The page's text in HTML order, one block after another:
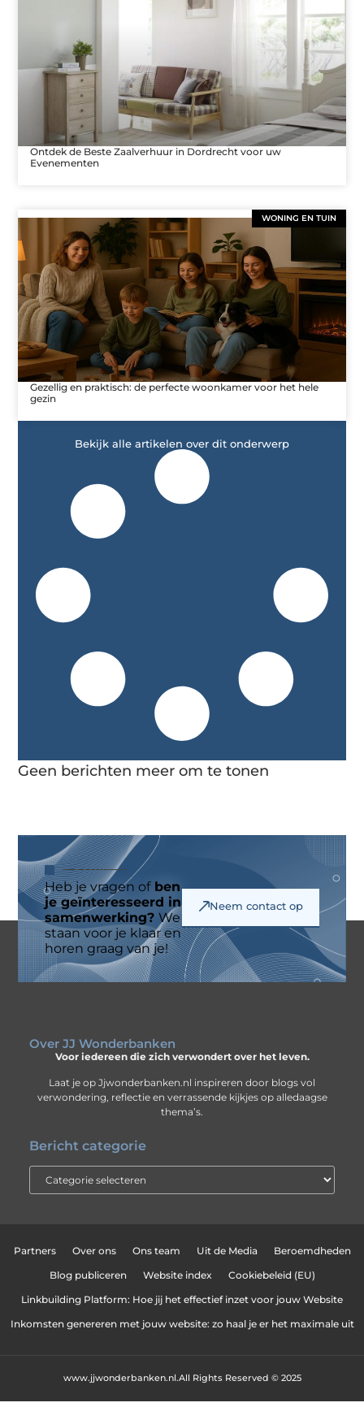
Ontdek de Beste Zaalverhuur in Dordrecht voor uw
Evenementen
WONING EN TUIN
Gezellig en praktisch: de perfecte woonkamer voor het hele
gezin
Bekijk alle artikelen over dit onderwerp
Geen berichten meer om te tonen
Heb je vragen ofben
je geïnteresseerd in
samenwerking? We
staan voor je klaar en
horen graag van je!
Neem contact op
Over JJ Wonderbanken
Voor iedereen die zich verwondert over het leven.
Laat je op Jjwonderbanken.nl inspireren door blogs vol
verwondering, reflectie en verrassende kijkjes op alledaagse
thema’s.
Bericht categorie
Partners Over ons Ons team Uit de Media Beroemdheden
Blog publiceren Website index Cookiebeleid (EU)
Linkbuilding Platform: Hoe jij het effectief inzet voor jouw Website
Inkomsten genereren met jouw website: zo haal je er het maximale uit
All Rights Reserved © 2025
www.jjwonderbanken.nl.